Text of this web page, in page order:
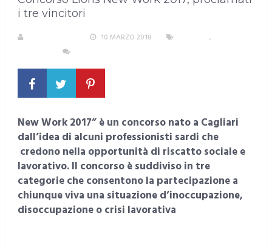
i tre vincitori
10 MARZO 2018 ,
New Work 2017” è un concorso nato a Cagliari
dall’idea di alcuni professionisti sardi che
credono nella opportunità di riscatto sociale e
lavorativo. Il concorso è suddiviso in tre
categorie che consentono la partecipazione a
chiunque viva una situazione d’inoccupazione,
disoccupazione o crisi lavorativa